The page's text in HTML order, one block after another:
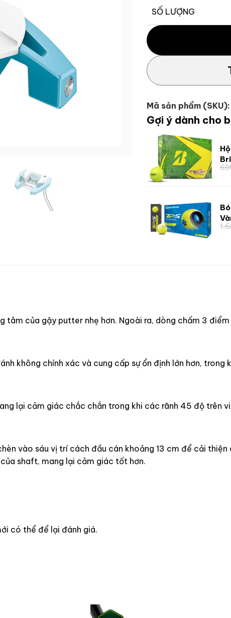
SỐ LƯỢNG
Gậy Putter Spider GT
Mã sản phẩm (SKU):
Gợi ý dành cho
tâm của gậy putter nhẹ hơn. Ngoài ra, dòng chấm 3
không chính xác và cung cấp sự ổn định lớn hơn,
lại cảm giác chắc chắn trong khi các rãnh 45 độ trên
vào sáu vị trí cách đầu cán khoảng 13 cm để cải
shaft, mang lại cảm giác tốt hơn.
có thể để lại đánh giá.